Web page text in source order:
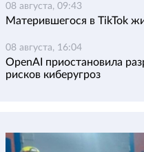
08 августа, 09:43
Матерившегося в TikTok
08 августа, 16:04
OpenAI приостановила
рисков киберугроз